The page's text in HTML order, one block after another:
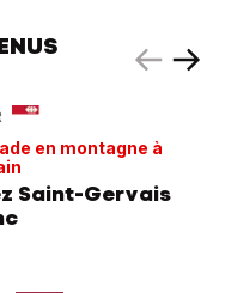
en montagne à
Saint-Gervais